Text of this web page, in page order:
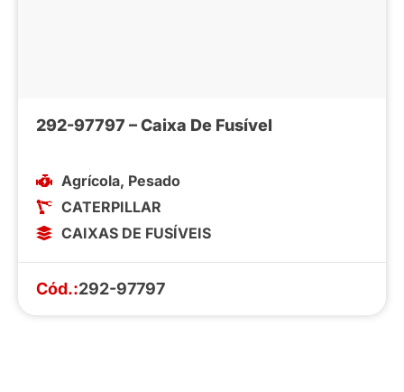
292-97797 – Caixa De Fusível
Agrícola, Pesado
CATERPILLAR
CAIXAS DE FUSÍVEIS
Cód.:292-97797